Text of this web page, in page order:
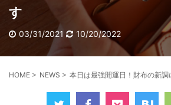
す
03/31/2021 10/20/2022
HOME > NEWS > 本日は最強開運日！財布の新調